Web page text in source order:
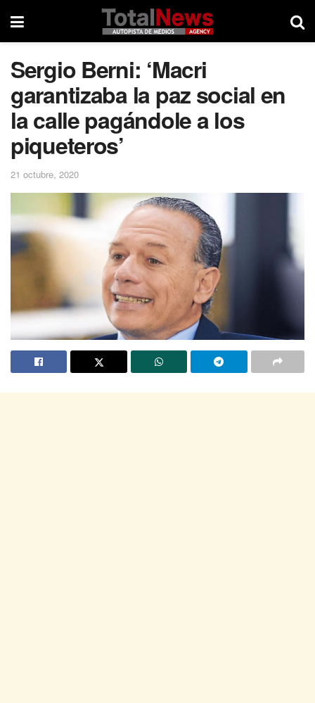
Sergio Berni: ‘Macri
garantizaba la paz social en
la calle pagándole a los
piqueteros’
21 octubre, 2020